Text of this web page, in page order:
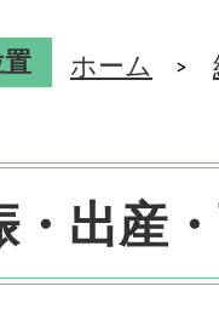
ホーム
・出産